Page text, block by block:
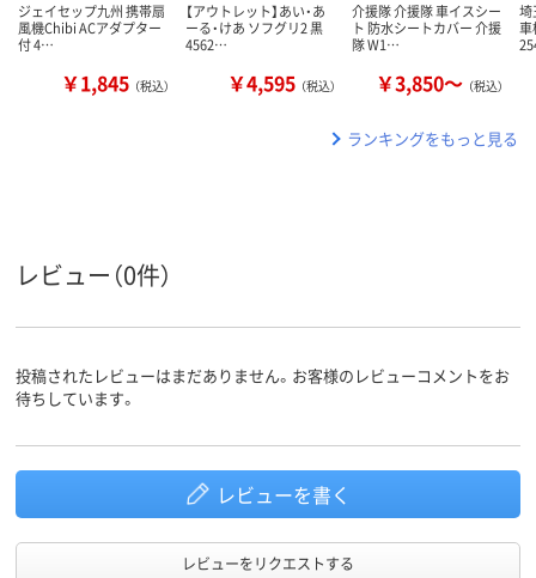
ジェイセップ九州 携帯扇
風機Chibi ACアダプター
付 4…
￥1,845 （税込）
【アウトレット】あい・あ
ーる・けあ ソフグリ2 黒
4562…
￥4,595 （税込）
介援隊 介援隊 車イスシー
ト 防水シートカバー 介援
隊 W1…
￥3,850～ （税込）
埼
車
ランキングをもっと見る
レビュー（0件）
投稿されたレビューはまだありません。お客様のレビューコメントをお
待ちしています。
レビューを書く
レビューをリクエストする